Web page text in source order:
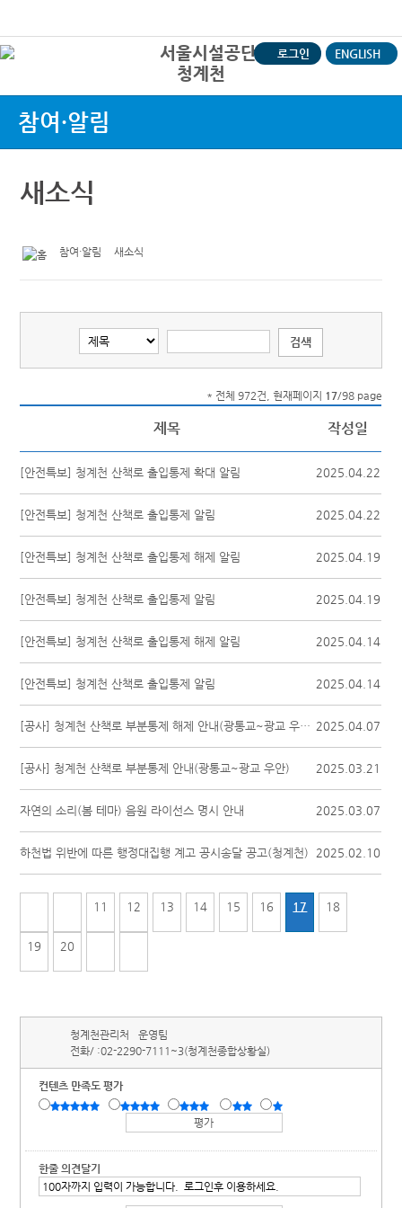
청계천
로그인 ENGLISH
참여·알림
새소식
참여·알림 새소식
* 전체 972건, 현재페이지 17/98 page
제목 작성일
[안전특보] 청계천 산책로 출입통제 확대 알림 2025.04.22
[안전특보] 청계천 산책로 출입통제 알림 2025.04.22
[안전특보] 청계천 산책로 출입통제 해제 알림 2025.04.19
[안전특보] 청계천 산책로 출입통제 알림 2025.04.19
[안전특보] 청계천 산책로 출입통제 해제 알림 2025.04.14
[안전특보] 청계천 산책로 출입통제 알림 2025.04.14
[공사] 청계천 산책로 부분통제 해제 안내(광통교~광교 우안) 2025.04.07
[공사] 청계천 산책로 부분통제 안내(광통교~광교 우안) 2025.03.21
자연의 소리(봄 테마) 음원 라이선스 명시 안내 2025.03.07
하천법 위반에 따른 행정대집행 계고 공시송달 공고(청계천) 2025.02.10
11 12 13 14 15 16 17 18
19 20
청계천관리처
운영팀
전화/ :02-2290-7111~3(청계천종합상황실)
컨텐츠 만족도 평가
한줄 의견달기